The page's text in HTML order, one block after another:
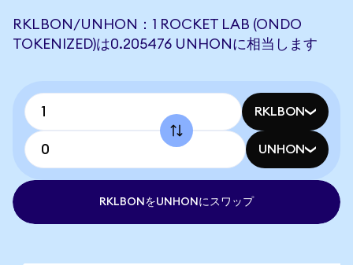
RKLBON/UNHON：1 ROCKET LAB (ONDO
TOKENIZED)は0.205476 UNHONに相当します
RKLBON
UNHON
RKLBONをUNHONにスワップ